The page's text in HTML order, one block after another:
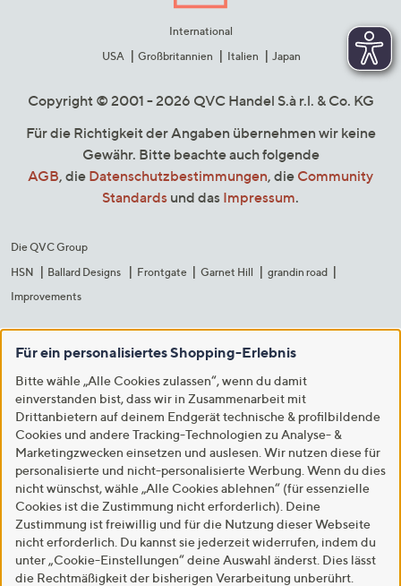
International
USA
Großbritannien Italien Japan
Copyright © 2001 - 2026 QVC Handel S.à r.l. & Co. KG
Für die Richtigkeit der Angaben übernehmen wir keine
Gewähr. Bitte beachte auch folgende
AGB, die Datenschutzbestimmungen, die Community
Standards und das Impressum.
Die QVC Group
HSN
Ballard Designs Frontgate Garnet Hill
grandin road
Improvements
Für ein personalisiertes Shopping-Erlebnis
Bitte wähle „Alle Cookies zulassen“, wenn du damit
einverstanden bist, dass wir in Zusammenarbeit mit
Drittanbietern auf deinem Endgerät technische & profilbildende
Cookies und andere Tracking-Technologien zu Analyse- &
Marketingzwecken einsetzen und auslesen. Wir nutzen diese für
personalisierte und nicht-personalisierte Werbung. Wenn du dies
nicht wünschst, wähle „Alle Cookies ablehnen“ (für essenzielle
Cookies ist die Zustimmung nicht erforderlich). Deine
Zustimmung ist freiwillig und für die Nutzung dieser Webseite
nicht erforderlich. Du kannst sie jederzeit widerrufen, indem du
unter „Cookie-Einstellungen“ deine Auswahl änderst. Dies lässt
die Rechtmäßigkeit der bisherigen Verarbeitung unberührt.